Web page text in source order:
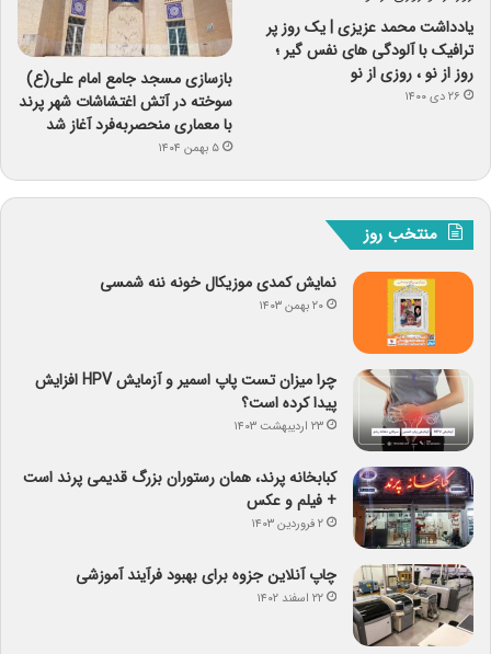
یادداشت محمد عزیزی | یک روز پر
ترافیک با آلودگی های نفس گیر ؛
روز از نو ، روزی از نو
۲۶ دی ۱۴۰۰
بازسازی مسجد جامع امام علی(ع)
سوخته در آتش اغتشاشات شهر پرند
با معماری منحصربه‌فرد آغاز شد
۵ بهمن ۱۴۰۴
منتخب روز
نمایش کمدی موزیکال خونه ننه شمسی
۲۰ بهمن ۱۴۰۳
چرا میزان تست پاپ اسمیر و آزمایش HPV افزایش
پیدا کرده است؟
۲۳ اردیبهشت ۱۴۰۳
کبابخانه پرند، همان رستوران بزرگ قدیمی پرند است
+ فیلم و عکس
۲ فروردین ۱۴۰۳
چاپ آنلاین جزوه برای بهبود فرآیند آموزشی
۲۲ اسفند ۱۴۰۲